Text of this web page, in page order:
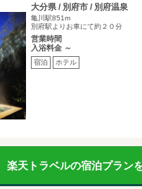
大分県 / 別府市 / 別府温泉
亀川駅851m
別府駅よりお車にて約２０分
営業時間
入浴料金 ～
宿泊 ホテル
楽天トラベルの宿泊プラン